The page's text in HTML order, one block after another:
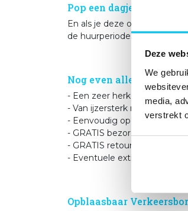
Deze
We
media,
verstrekt
Pop een dagje langer
En als je deze opblaasbare
de huurperiode. Ook als je
Nog even alles over het
- Een zeer herkenbaar
- Van ijzersterk materiaal. De
- Eenvoudig op te zetten,
- GRATIS bezorgen, thuis
- GRATIS retour sturen met
- Eventuele extra dagen
Opblaasbaar